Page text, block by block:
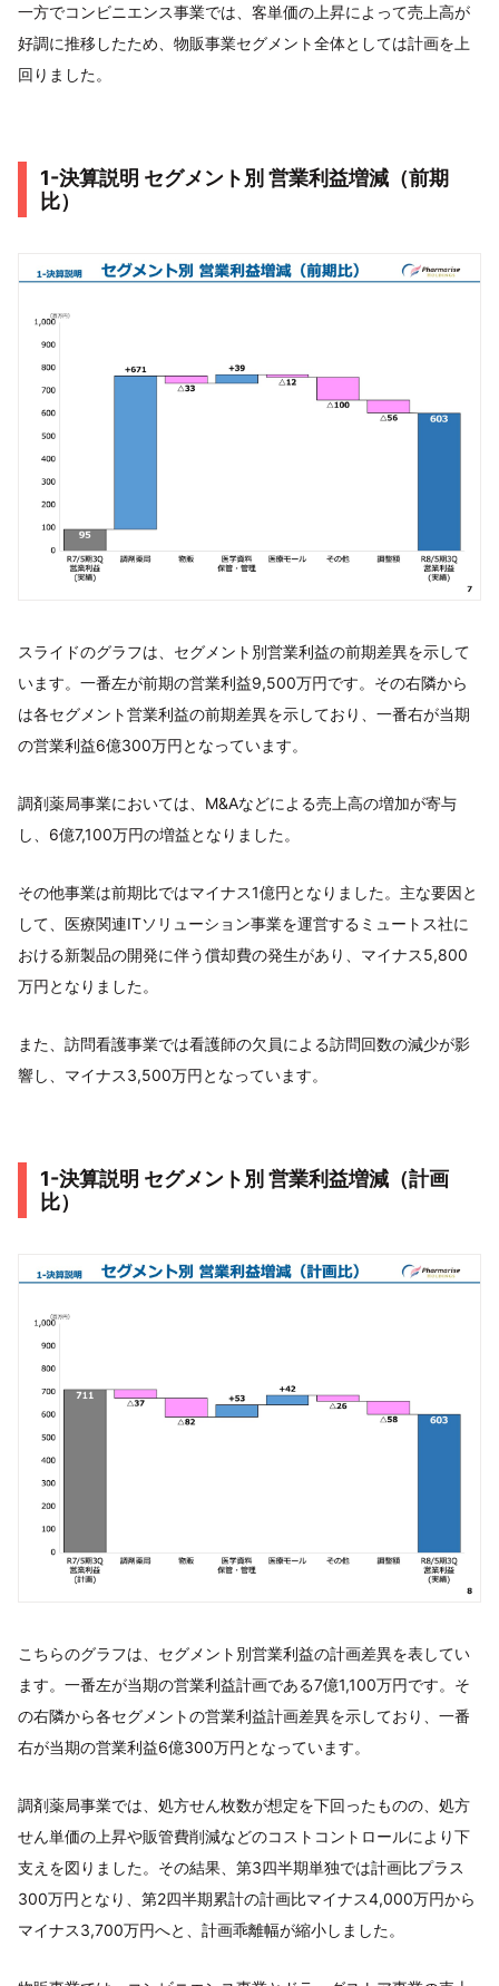
一方でコンビニエンス事業では、客単価の上昇によって売上高が
好調に推移したため、物販事業セグメント全体としては計画を上
回りました。
1-決算説明 セグメント別 営業利益増減（前期
比）
スライドのグラフは、セグメント別営業利益の前期差異を示して
います。一番左が前期の営業利益9,500万円です。その右隣から
は各セグメント営業利益の前期差異を示しており、一番右が当期
の営業利益6億300万円となっています。
調剤薬局事業においては、M&Aなどによる売上高の増加が寄与
し、6億7,100万円の増益となりました。
その他事業は前期比ではマイナス1億円となりました。主な要因と
して、医療関連ITソリューション事業を運営するミュートス社に
おける新製品の開発に伴う償却費の発生があり、マイナス5,800
万円となりました。
また、訪問看護事業では看護師の欠員による訪問回数の減少が影
響し、マイナス3,500万円となっています。
1-決算説明 セグメント別 営業利益増減（計画
比）
こちらのグラフは、セグメント別営業利益の計画差異を表してい
ます。一番左が当期の営業利益計画である7億1,100万円です。そ
の右隣から各セグメントの営業利益計画差異を示しており、一番
右が当期の営業利益6億300万円となっています。
調剤薬局事業では、処方せん枚数が想定を下回ったものの、処方
せん単価の上昇や販管費削減などのコストコントロールにより下
支えを図りました。その結果、第3四半期単独では計画比プラス
300万円となり、第2四半期累計の計画比マイナス4,000万円から
マイナス3,700万円へと、計画乖離幅が縮小しました。